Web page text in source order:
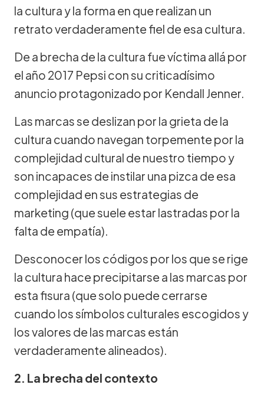
la cultura y la forma en que realizan un
retrato verdaderamente fiel de esa cultura.
De a brecha de la cultura fue víctima allá por
el año 2017 Pepsi con su criticadísimo
anuncio protagonizado por Kendall Jenner.
Las marcas se deslizan por la grieta de la
cultura cuando navegan torpemente por la
complejidad cultural de nuestro tiempo y
son incapaces de instilar una pizca de esa
complejidad en sus estrategias de
marketing (que suele estar lastradas por la
falta de empatía).
Desconocer los códigos por los que se rige
la cultura hace precipitarse a las marcas por
esta fisura (que solo puede cerrarse
cuando los símbolos culturales escogidos y
los valores de las marcas están
verdaderamente alineados).
2. La brecha del contexto